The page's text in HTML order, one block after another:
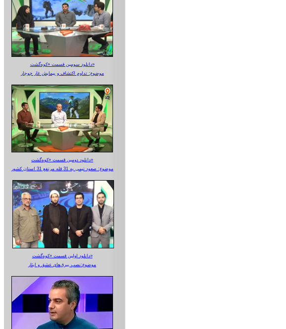
دانلود سومین قسمت «کوه‌گشت»
موضوع: تداوم اکتشاف و پیمایش غار جوجار
دانلود دومین قسمت «کوه‌گشت»
موضوع: صعود تیمی به 31 قله مرتفع 31 استان کشور
دانلود اولین قسمت «کوه‌گشت»
موضوع:نصب بیرق‌های عشق و ایثار